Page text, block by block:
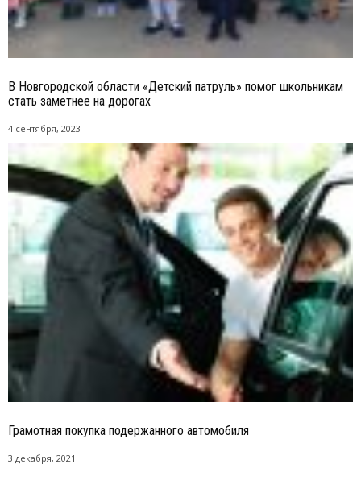
В Новгородской области «Детский патруль» помог школьникам
стать заметнее на дорогах
4 сентября, 2023
Грамотная покупка подержанного автомобиля
3 декабря, 2021